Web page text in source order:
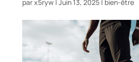
parx5ryw| Juin 13, 2025| bien-être